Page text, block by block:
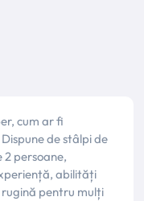
cum ar fi
de stâlpi de
persoane,
abilități
rugină pentru mulți